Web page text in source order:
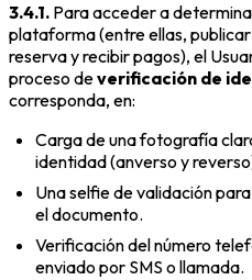
3.4.1. Para acceder a
plataforma (entre ellas,
reserva y recibir pagos), el
proceso deverificación de
corresponda, en:
Carga de una fotografía
identidad (anverso y
Una selfie de validación
el documento.
Verificación del número
enviado por SMS o llamada.